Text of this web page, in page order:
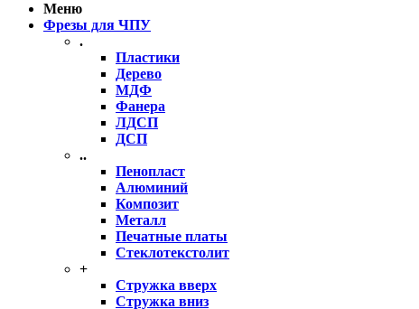
Меню
Фрезы для ЧПУ
.
Пластики
Дерево
МДФ
Фанера
ЛДСП
ДСП
..
Пенопласт
Алюминий
Композит
Металл
Печатные платы
Стеклотекстолит
+
Стружка вверх
Стружка вниз